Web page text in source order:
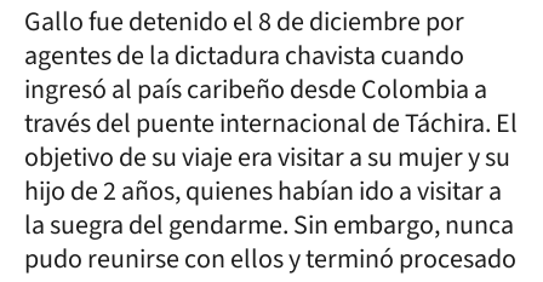
Gallo fue detenido el 8 de diciembre por
agentes de la dictadura chavista cuando
ingresó al país caribeño desde Colombia a
través del puente internacional de Táchira. El
objetivo de su viaje era visitar a su mujer y su
hijo de 2 años, quienes habían ido a visitar a
la suegra del gendarme. Sin embargo, nunca
pudo reunirse con ellos y terminó procesado